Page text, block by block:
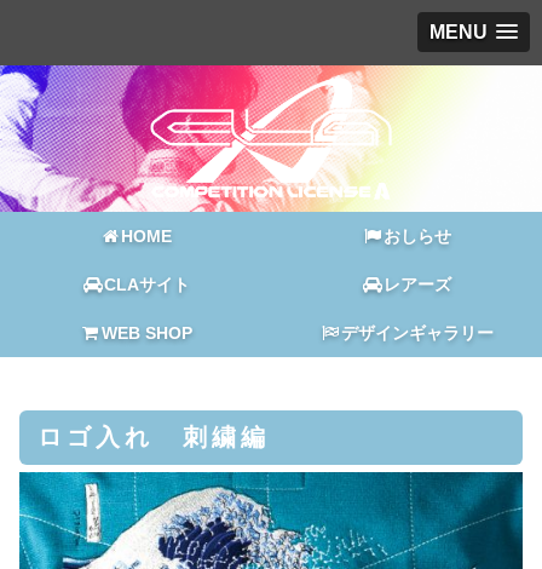
MENU
HOME おしらせ
CLAサイト レアーズ
WEB SHOP デザインギャラリー
ロゴ入れ 刺繍編